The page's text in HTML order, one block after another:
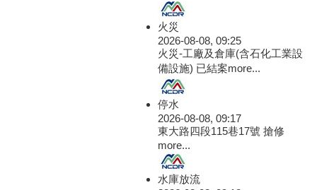
火災
2026-08-08, 09:25
火災-工廠及倉庫(含石化工業設
備設施) 已結案more...
停水
2026-08-08, 09:17
東大路四段115巷17號 搶修
more...
水庫放流